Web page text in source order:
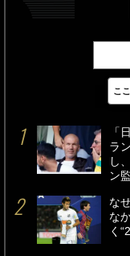
最
「
ラ
し
ン
な
な
く
こ